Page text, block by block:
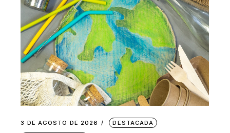
3 DE AGOSTO DE 2026 DESTACADA